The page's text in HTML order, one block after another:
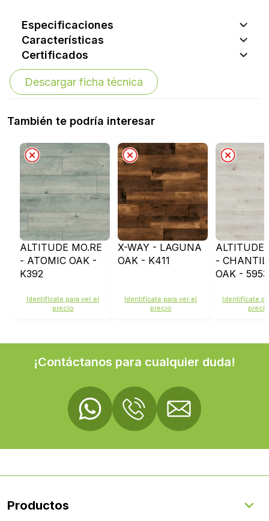
Especificaciones
Características
Certificados
Descargar ficha técnica
También te podría interesar
ALTITUDE MO.RE
- ATOMIC OAK -
K392
Identifícate para ver el
precio
X-WAY - LAGUNA
OAK - K411
Identifícate para ver el
precio
ALTITUDE
-
OAK - 5953
Identifícate
precio
¡Contáctanos para cualquier duda!
Productos